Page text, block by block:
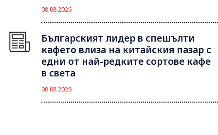
08.08.2026
Българският лидер в спешълти
кафето влиза на китайския пазар с
едни от най-редките сортове кафе
в света
08.08.2026